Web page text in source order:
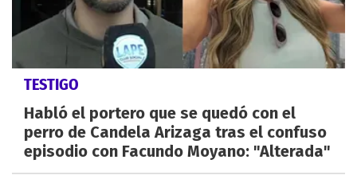
TESTIGO
Habló el portero que se quedó con el
perro de Candela Arizaga tras el confuso
episodio con Facundo Moyano: "Alterada"